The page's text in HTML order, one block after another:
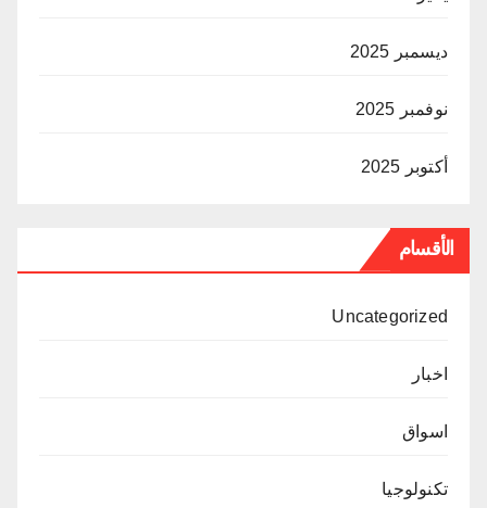
ديسمبر 2025
نوفمبر 2025
أكتوبر 2025
الأقسام
Uncategorized
اخبار
اسواق
تكنولوجيا